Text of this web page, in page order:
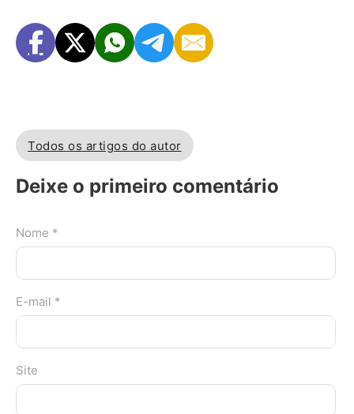
Todos os artigos do autor
Deixe o primeiro comentário
Nome *
E-mail *
Site